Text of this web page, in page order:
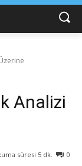
Analizi
süresi 5 dk. 0